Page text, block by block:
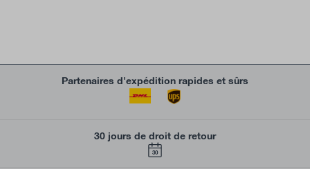
Partenaires d'expédition rapides et sûrs
30 jours de droit de retour
30